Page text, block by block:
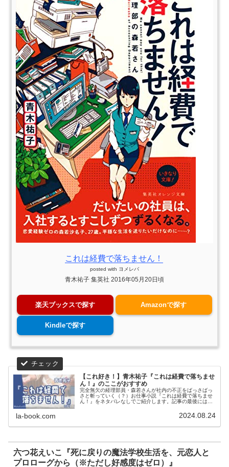
これは経費で落ちません！
posted with ヨメレバ
青木祐子 集英社 2016年05月20日頃
楽天ブックスで探す Amazonで探す
Kindleで探す
【これ好き！】青木祐子『これは経費で落ちませ
ん！』のここがおすすめ
完全無欠の経理部員・森若さんが社内の不正をばっさばっ
さと斬っていく（？）お仕事小説『これは経費で落ちませ
ん！』をネタバレなしでご紹介します。記事の最後には
la-book.com 2024.08.24
六つ花えいこ『死に戻りの魔法学校生活を、元恋人と
プロローグから（※ただし好感度はゼロ）』